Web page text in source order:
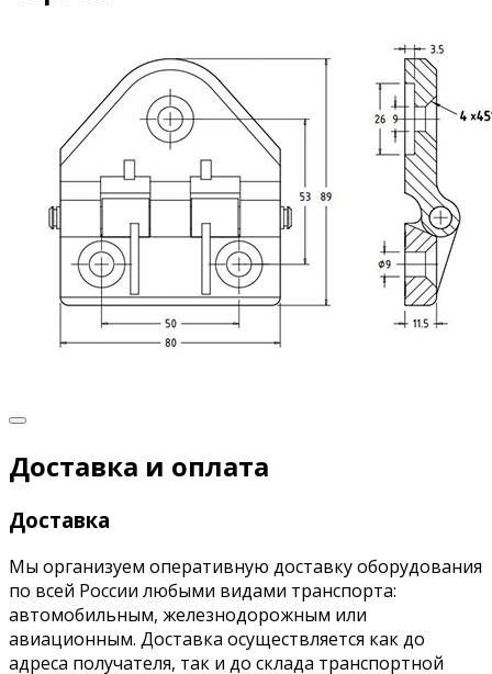
Доставка и оплата
Доставка
Мы организуем оперативную доставку оборудования
по всей России любыми видами транспорта:
автомобильным, железнодорожным или
авиационным. Доставка осуществляется как до
адреса получателя, так и до склада транспортной